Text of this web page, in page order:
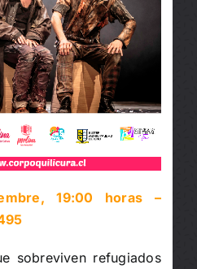
19:00 horas –
sobreviven refugiados